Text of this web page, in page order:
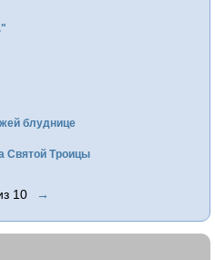
блуднице
Святой Троицы
10 →